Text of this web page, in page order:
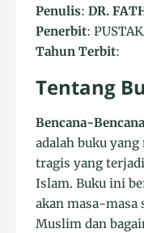
Penulis:DR.
Penerbit:
Tahun Terbit:
Tentang
Bencana-
adalah buku
tragis yang
Islam. Buku ini
akan masa-
Muslim dan